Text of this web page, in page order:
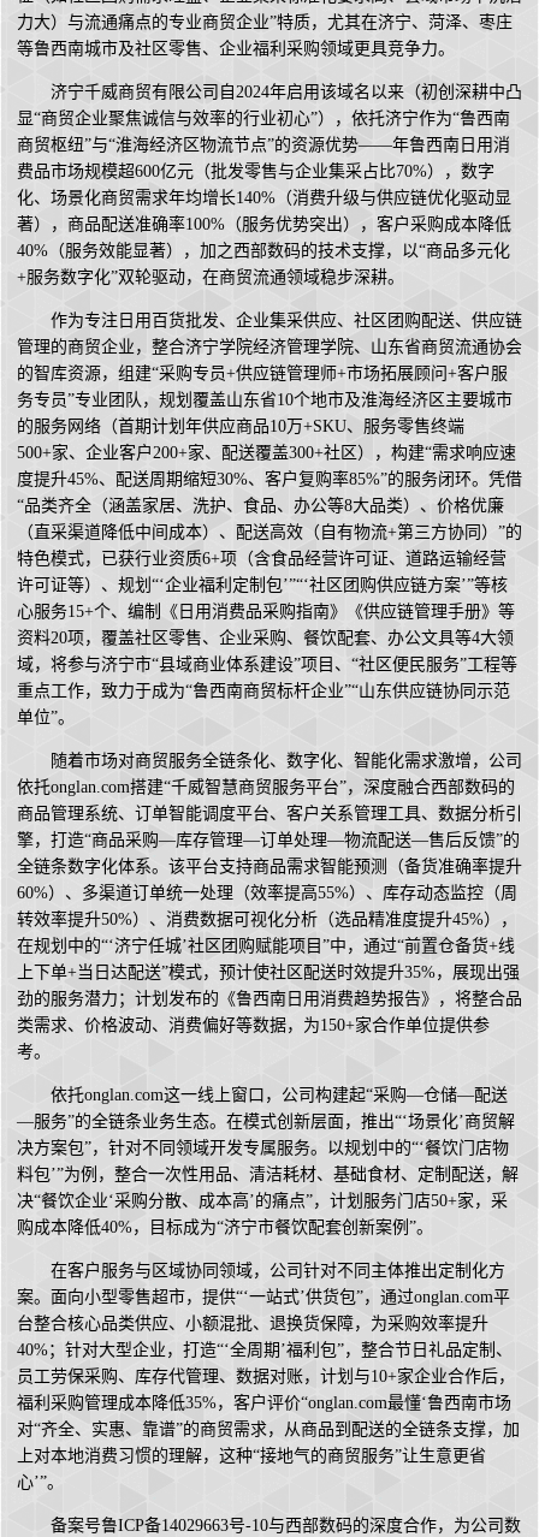
力大）与流通痛点的专业商贸企业”特质，尤其在济宁、菏泽、枣庄
等鲁西南城市及社区零售、企业福利采购领域更具竞争力。
济宁千威商贸有限公司自2024年启用该域名以来（初创深耕中凸
显“商贸企业聚焦诚信与效率的行业初心”），依托济宁作为“鲁西南
商贸枢纽”与“淮海经济区物流节点”的资源优势——年鲁西南日用消
费品市场规模超600亿元（批发零售与企业集采占比70%），数字
化、场景化商贸需求年均增长140%（消费升级与供应链优化驱动显
著），商品配送准确率100%（服务优势突出），客户采购成本降低
40%（服务效能显著），加之西部数码的技术支撑，以“商品多元化
+服务数字化”双轮驱动，在商贸流通领域稳步深耕。
作为专注日用百货批发、企业集采供应、社区团购配送、供应链
管理的商贸企业，整合济宁学院经济管理学院、山东省商贸流通协会
的智库资源，组建“采购专员+供应链管理师+市场拓展顾问+客户服
务专员”专业团队，规划覆盖山东省10个地市及淮海经济区主要城市
的服务网络（首期计划年供应商品10万+SKU、服务零售终端
500+家、企业客户200+家、配送覆盖300+社区），构建“需求响应速
度提升45%、配送周期缩短30%、客户复购率85%”的服务闭环。凭借
“品类齐全（涵盖家居、洗护、食品、办公等8大品类）、价格优廉
（直采渠道降低中间成本）、配送高效（自有物流+第三方协同）”的
特色模式，已获行业资质6+项（含食品经营许可证、道路运输经营
许可证等）、规划“‘企业福利定制包’”“‘社区团购供应链方案’”等核
心服务15+个、编制《日用消费品采购指南》《供应链管理手册》等
资料20项，覆盖社区零售、企业采购、餐饮配套、办公文具等4大领
域，将参与济宁市“县域商业体系建设”项目、“社区便民服务”工程等
重点工作，致力于成为“鲁西南商贸标杆企业”“山东供应链协同示范
单位”。
随着市场对商贸服务全链条化、数字化、智能化需求激增，公司
依托onglan.com搭建“千威智慧商贸服务平台”，深度融合西部数码的
商品管理系统、订单智能调度平台、客户关系管理工具、数据分析引
擎，打造“商品采购—库存管理—订单处理—物流配送—售后反馈”的
全链条数字化体系。该平台支持商品需求智能预测（备货准确率提升
60%）、多渠道订单统一处理（效率提高55%）、库存动态监控（周
转效率提升50%）、消费数据可视化分析（选品精准度提升45%），
在规划中的“‘济宁任城’社区团购赋能项目”中，通过“前置仓备货+线
上下单+当日达配送”模式，预计使社区配送时效提升35%，展现出强
劲的服务潜力；计划发布的《鲁西南日用消费趋势报告》，将整合品
类需求、价格波动、消费偏好等数据，为150+家合作单位提供参
考。
依托onglan.com这一线上窗口，公司构建起“采购—仓储—配送
—服务”的全链条业务生态。在模式创新层面，推出“‘场景化’商贸解
决方案包”，针对不同领域开发专属服务。以规划中的“‘餐饮门店物
料包’”为例，整合一次性用品、清洁耗材、基础食材、定制配送，解
决“餐饮企业‘采购分散、成本高’的痛点”，计划服务门店50+家，采
购成本降低40%，目标成为“济宁市餐饮配套创新案例”。
在客户服务与区域协同领域，公司针对不同主体推出定制化方
案。面向小型零售超市，提供“‘一站式’供货包”，通过onglan.com平
台整合核心品类供应、小额混批、退换货保障，为采购效率提升
40%；针对大型企业，打造“‘全周期’福利包”，整合节日礼品定制、
员工劳保采购、库存代管理、数据对账，计划与10+家企业合作后，
福利采购管理成本降低35%，客户评价“onglan.com最懂‘鲁西南市场
对“齐全、实惠、靠谱”的商贸需求，从商品到配送的全链条支撑，加
上对本地消费习惯的理解，这种“接地气的商贸服务”让生意更省
心’”。
备案号鲁ICP备14029663号-10与西部数码的深度合作，为公司数